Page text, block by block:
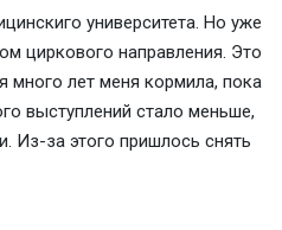
университета. Но уже
циркового направления. Это
много лет меня кормила, пока
выступлений стало меньше,
Из-за этого пришлось снять